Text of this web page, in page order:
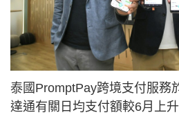
泰國PromptPay跨境支付服務
達通有關日均支付額較6月上